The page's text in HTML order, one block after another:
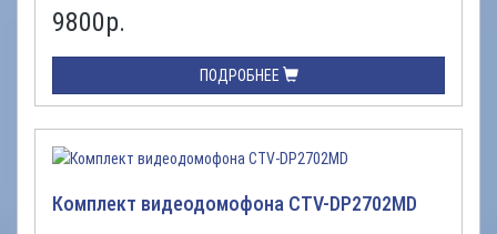
9800р.
ПОДРОБНЕЕ
Комплект видеодомофона CTV-DP2702MD